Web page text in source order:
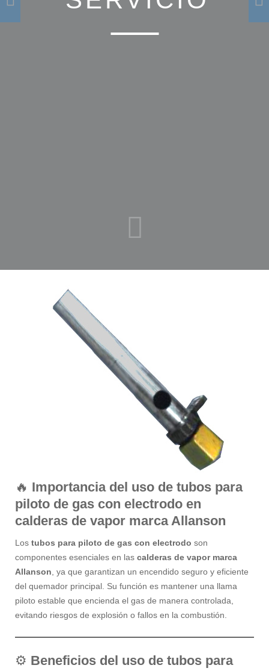
🔥 Importancia del uso de tubos para
piloto de gas con electrodo en
calderas de vapor marca Allanson
Los tubos para piloto de gas con electrodo son
componentes esenciales en las calderas de vapor marca
Allanson , ya que garantizan un encendido seguro y eficiente
del quemador principal. Su función es mantener una llama
piloto estable que encienda el gas de manera controlada,
evitando riesgos de explosión o fallos en la combustión.
⚙️ Beneficios del uso de tubos para